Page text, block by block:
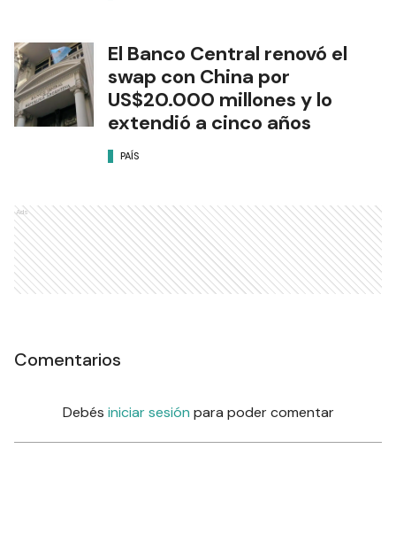
El Banco Central renovó el
swap con China por
US$20.000 millones y lo
extendió a cinco años
PAÍS
Ads
Comentarios
Debés iniciar sesión para poder comentar